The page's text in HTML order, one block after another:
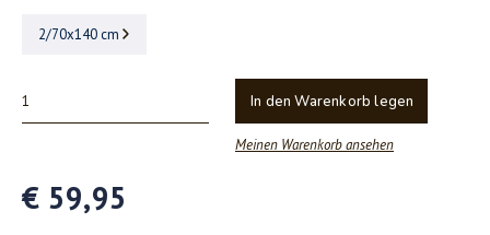
2/70x140 cm
In den Warenkorb legen
Meinen Warenkorb ansehen
€ 59,95